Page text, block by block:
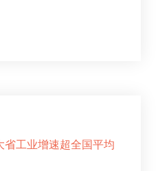
工业增速超全国平均